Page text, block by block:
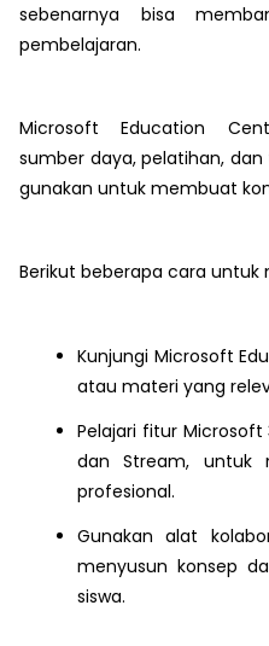
sebenarnya bisa
pembelajaran.
Microsoft Education
sumber daya, pelatihan,
gunakan untuk membuat
Berikut beberapa cara untuk
Kunjungi Microsoft
atau materi yang
Pelajari fitur Microsoft
dan Stream, untuk
profesional.
Gunakan alat
menyusun konsep
siswa.